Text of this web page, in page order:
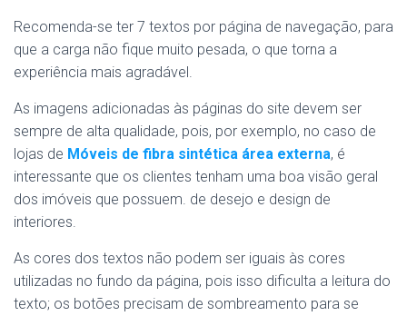
Recomenda-se ter 7 textos por página de navegação, para
que a carga não fique muito pesada, o que torna a
experiência mais agradável.
As imagens adicionadas às páginas do site devem ser
sempre de alta qualidade, pois, por exemplo, no caso de
lojas de Móveis de fibra sintética área externa, é
interessante que os clientes tenham uma boa visão geral
dos imóveis que possuem. de desejo e design de
interiores.
As cores dos textos não podem ser iguais às cores
utilizadas no fundo da página, pois isso dificulta a leitura do
texto; os botões precisam de sombreamento para se